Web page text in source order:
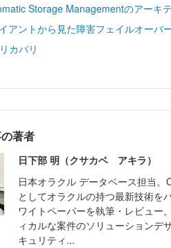
Storage Managementのアーキ
アントから見た障害フェイルオーバ
カバリ
著者
日下部 明（クサカベ アキラ）
日本オラクル データベース担当
としてオラクルの持つ最新技術を
ワイトペーパーを執筆・レビュー
ィカルな案件のソリューションデ
キュリティ...